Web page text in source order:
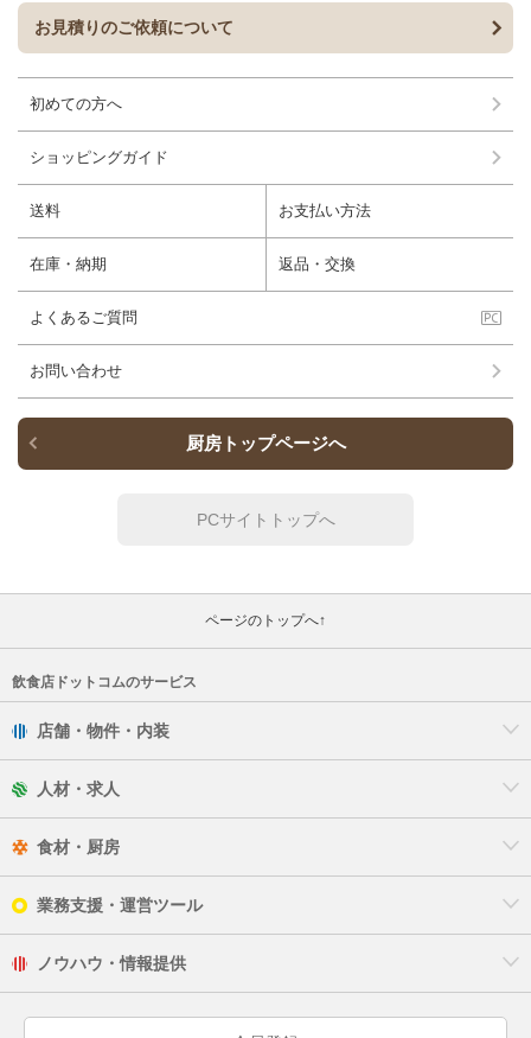
お見積りのご依頼について
初めての方へ
ショッピングガイド
送料 お支払い方法
在庫・納期 返品・交換
よくあるご質問
お問い合わせ
厨房トップページへ
PCサイトトップへ
ページのトップへ↑
飲食店ドットコムのサービス
店舗・物件・内装
人材・求人
食材・厨房
業務支援・運営ツール
ノウハウ・情報提供